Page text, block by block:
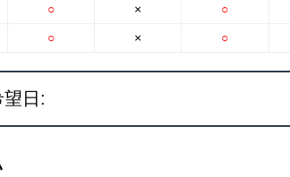
○
○
×
×
○
○
望日: